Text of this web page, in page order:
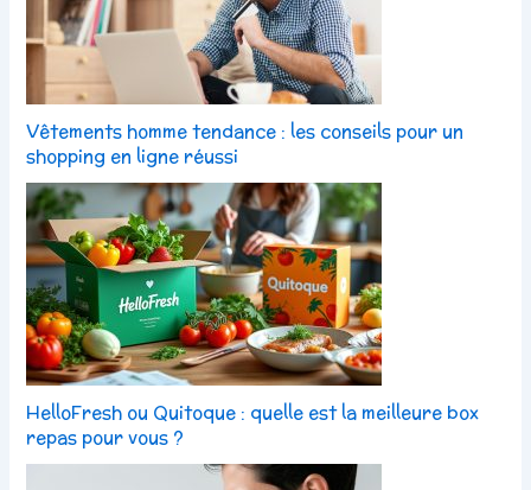
Vêtements homme tendance : les conseils pour un
shopping en ligne réussi
HelloFresh ou Quitoque : quelle est la meilleure box
repas pour vous ?